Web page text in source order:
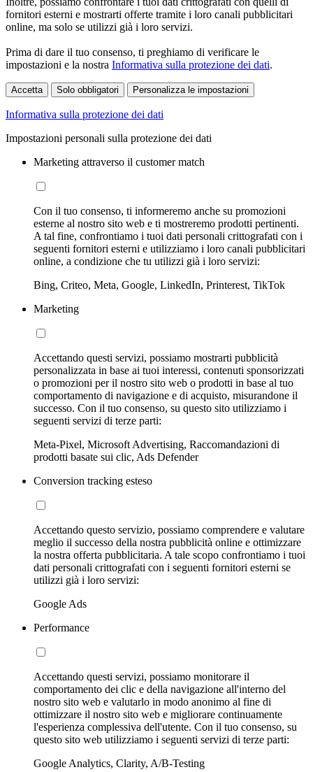
fornitori esterni e mostrarti offerte tramite i loro canali pubblicitari
online, ma solo se utilizzi già i loro servizi.
Prima di dare il tuo consenso, ti preghiamo di verificare le
impostazioni e la nostra Informativa sulla protezione dei dati.
Accetta Solo obbligatori Personalizza le impostazioni
Informativa sulla protezione dei dati
Impostazioni personali sulla protezione dei dati
Marketing attraverso il customer match
Con il tuo consenso, ti informeremo anche su promozioni
esterne al nostro sito web e ti mostreremo prodotti pertinenti.
A tal fine, confrontiamo i tuoi dati personali crittografati con i
seguenti fornitori esterni e utilizziamo i loro canali pubblicitari
online, a condizione che tu utilizzi già i loro servizi:
Bing, Criteo, Meta, Google, LinkedIn, Printerest, TikTok
Marketing
Accettando questi servizi, possiamo mostrarti pubblicità
personalizzata in base ai tuoi interessi, contenuti sponsorizzati
o promozioni per il nostro sito web o prodotti in base al tuo
comportamento di navigazione e di acquisto, misurandone il
successo. Con il tuo consenso, su questo sito utilizziamo i
seguenti servizi di terze parti:
Meta-Pixel, Microsoft Advertising, Raccomandazioni di
prodotti basate sui clic, Ads Defender
Conversion tracking esteso
Accettando questo servizio, possiamo comprendere e valutare
meglio il successo della nostra pubblicità online e ottimizzare
la nostra offerta pubblicitaria. A tale scopo confrontiamo i tuoi
dati personali crittografati con i seguenti fornitori esterni se
utilizzi già i loro servizi:
Google Ads
Performance
Accettando questi servizi, possiamo monitorare il
comportamento dei clic e della navigazione all'interno del
nostro sito web e valutarlo in modo anonimo al fine di
ottimizzare il nostro sito web e migliorare continuamente
l'esperienza complessiva dell'utente. Con il tuo consenso, su
questo sito web utilizziamo i seguenti servizi di terze parti:
Google Analytics, Clarity, A/B-Testing